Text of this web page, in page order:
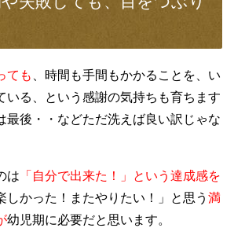
ても
、時間も手間もかかることを、い
いる、という感謝の気持ちも育ちます
最後・・などただ洗えば良い訳じゃな
は 「自分で出来た！」という達成感を
しかった！またやりたい！」と思う 満
幼児期に必要だと 思います。